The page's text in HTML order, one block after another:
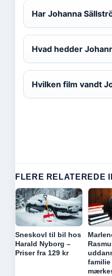
Har Johanna
Hvad hedder
Hvilken film vandt
FLERE RELATEREDE
Sneskovl til bil hos
Harald Nyborg –
Priser fra 129 kr
familie